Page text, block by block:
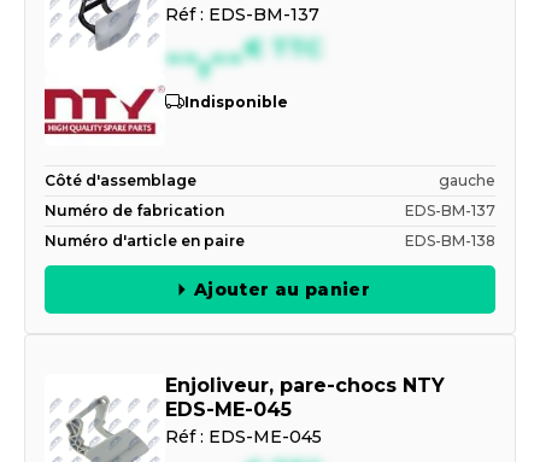
Réf : EDS-BM-137
--,--€ TTC
Indisponible
Côté d'assemblage
gauche
Numéro de fabrication
EDS-BM-137
Numéro d'article en paire
EDS-BM-138
Ajouter au panier
Enjoliveur, pare-chocs NTY
EDS-ME-045
Réf : EDS-ME-045